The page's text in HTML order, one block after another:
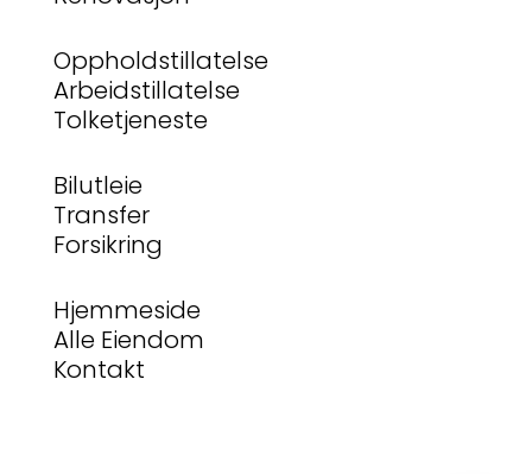
Oppholdstillatelse
Arbeidstillatelse
Tolketjeneste
Bilutleie
Transfer
Forsikring
Hjemmeside
Alle Eiendom
Kontakt